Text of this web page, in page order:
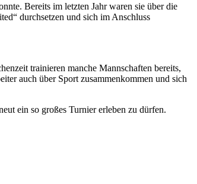
Bereits im letzten Jahr waren sie über die
durchsetzen und sich im Anschluss
trainieren manche Mannschaften bereits,
auch über Sport zusammenkommen und sich
ein so großes Turnier erleben zu dürfen.